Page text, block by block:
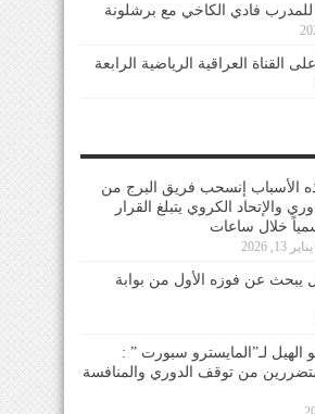
للمدرب فادي الكاخي مع برشلونة
القناة العراقية الرياضية الرابعة
الأسباب إنسحب فريق البرج من
والإتحاد الكروي يتبلغ القرار
خلال ساعات
يناير 13, 2026
يبحث عن فوزه الأول من بوابة
الهيل لـ”المايسترو سبورت ” :
من توقف الدوري والمنافسة